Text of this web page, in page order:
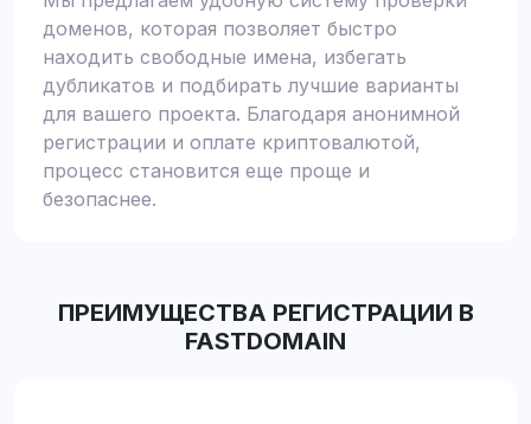
доменов, которая позволяет быстро
находить свободные имена, избегать
дубликатов и подбирать лучшие варианты
для вашего проекта. Благодаря анонимной
регистрации и оплате криптовалютой,
процесс становится еще проще и
безопаснее.
ПРЕИМУЩЕСТВА РЕГИСТРАЦИИ В
FASTDOMAIN